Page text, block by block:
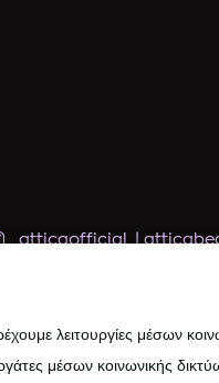
atticaofficial |
λειτουργίες μέσων
μέσων κοινωνικής